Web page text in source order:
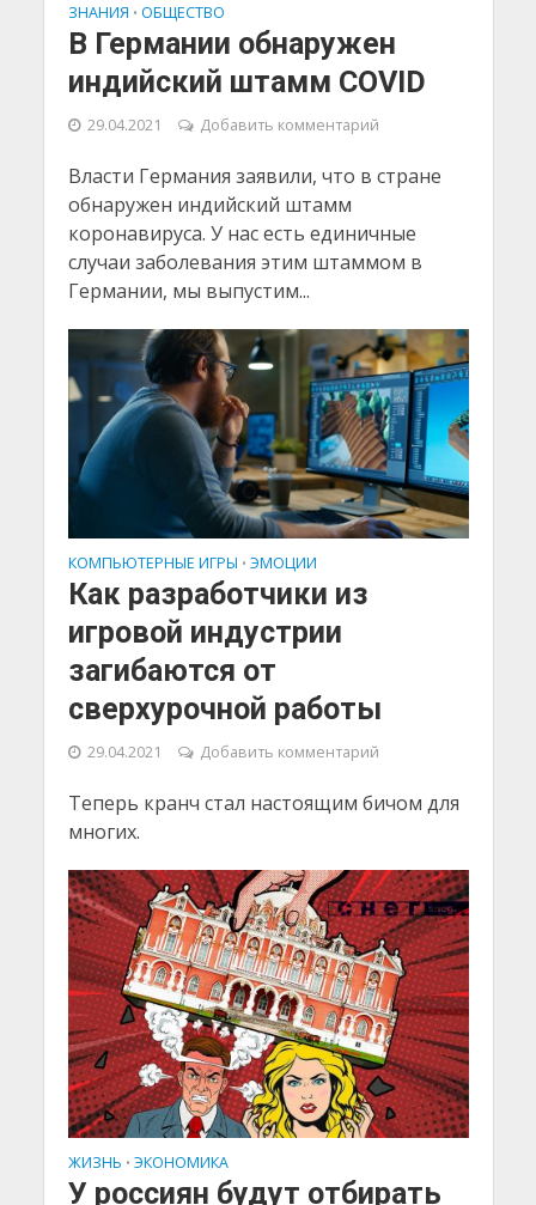
ЗНАНИЯ • ОБЩЕСТВО
В Германии обнаружен
индийский штамм COVID
29.04.2021 Добавить комментарий
Власти Германия заявили, что в стране
обнаружен индийский штамм
коронавируса. У нас есть единичные
случаи заболевания этим штаммом в
Германии, мы выпустим...
КОМПЬЮТЕРНЫЕ ИГРЫ • ЭМОЦИИ
Как разработчики из
игровой индустрии
загибаются от
сверхурочной работы
29.04.2021 Добавить комментарий
Теперь кранч стал настоящим бичом для
многих.
ЖИЗНЬ • ЭКОНОМИКА
У россиян будут отбирать